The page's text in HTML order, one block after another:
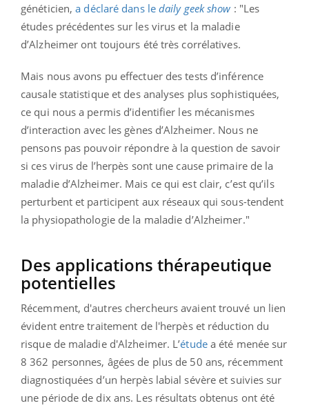
généticien,a déclaré dans ledaily geek show : "Les
études précédentes sur les virus et la maladie
d’Alzheimer ont toujours été très corrélatives.
Mais nous avons pu effectuer des tests d’inférence
causale statistique et des analyses plus sophistiquées,
ce qui nous a permis d’identifier les mécanismes
d’interaction avec les gènes d’Alzheimer. Nous ne
pensons pas pouvoir répondre à la question de savoir
si ces virus de l’herpès sont une cause primaire de la
maladie d’Alzheimer. Mais ce qui est clair, c’est qu’ils
perturbent et participent aux réseaux qui sous-tendent
la physiopathologie de la maladie d’Alzheimer."
Des applications thérapeutique
potentielles
Récemment, d'autres chercheurs avaient trouvé un lien
évident entre traitement de l'herpès et réduction du
risque de maladie d'Alzheimer. L’étudea été menée sur
8 362 personnes, âgées de plus de 50 ans, récemment
diagnostiquées d’un herpès labial sévère et suivies sur
une période de dix ans. Les résultats obtenus ont été